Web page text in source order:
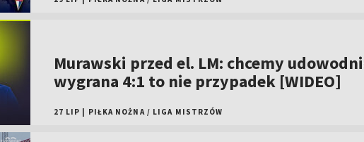
Murawski przed el. LM: chcemy
wygrana 4:1 to nie przypadek [WIDEO]
27 LIP PIŁKA NOŻNA / LIGA MISTRZÓW